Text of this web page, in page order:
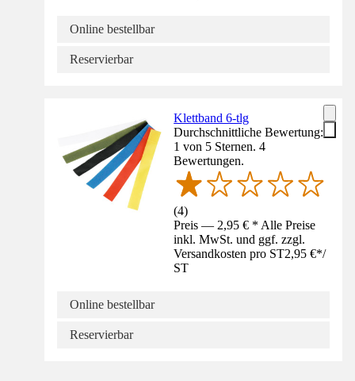
Online bestellbar
Reservierbar
Klettband 6-tlg
Durchschnittliche Bewertung:
1 von 5 Sternen. 4
Bewertungen.
(4)
Preis — 2,95 € * Alle Preise
inkl. MwSt. und ggf. zzgl.
Versandkosten pro ST2,95 €*/
ST
Online bestellbar
Reservierbar